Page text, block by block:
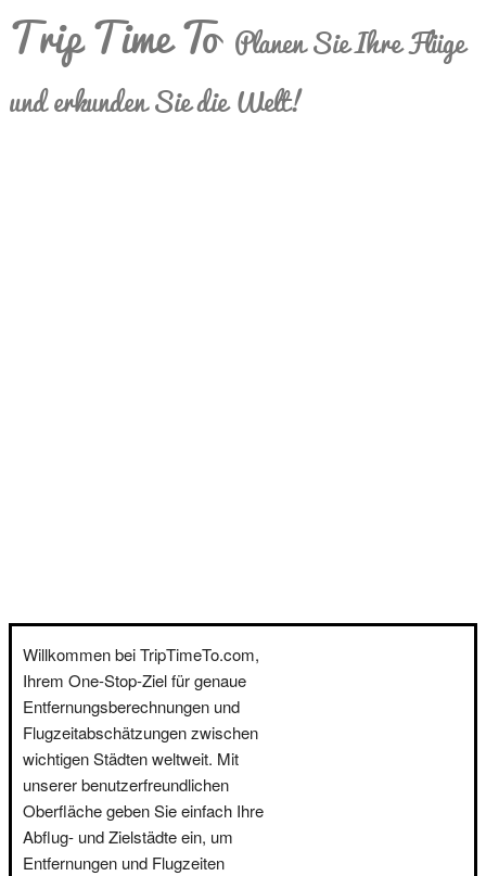
Trip Time To Planen Sie Ihre Flüge
und erkunden Sie die Welt!
Willkommen bei TripTimeTo.com,
Ihrem One-Stop-Ziel für genaue
Entfernungsberechnungen und
Flugzeitabschätzungen zwischen
wichtigen Städten weltweit. Mit
unserer benutzerfreundlichen
Oberfläche geben Sie einfach Ihre
Abflug- und Zielstädte ein, um
Entfernungen und Flugzeiten